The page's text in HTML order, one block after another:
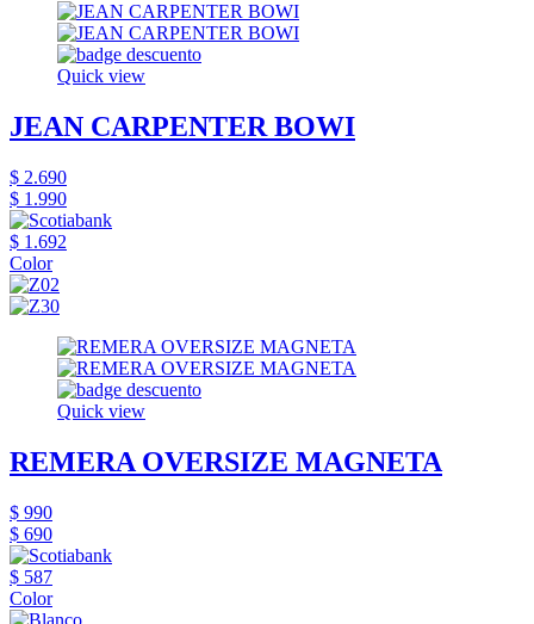
Quick view
JEAN CARPENTER BOWI
$ 2.690
$ 1.990
$ 1.692
Color
Quick view
REMERA OVERSIZE MAGNETA
$ 990
$ 690
$ 587
Color